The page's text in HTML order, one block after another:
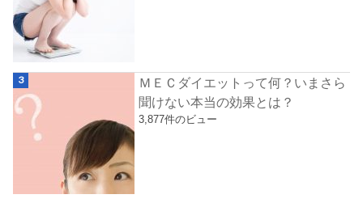
ＭＥＣダイエットって何？いまさら
聞けない本当の効果とは？
3,877件のビュー